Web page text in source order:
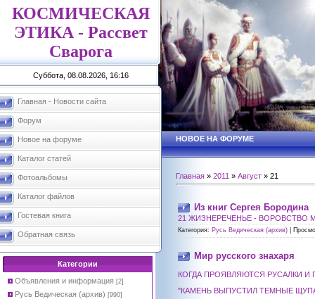
КОСМИЧЕСКАЯ
ЭТИКА - Рассвет
Сварога
Суббота, 08.08.2026, 16:16
Главная - Новости сайта
Форум
Новое на форуме
Каталог статей
Фотоальбомы
Каталог файлов
Гостевая книга
Обратная связь
Категории
Объявления и информация [2]
Русь Ведическая (архив) [990]
НОВОЕ НА ФОРУМЕ
Главная » 2011 » Август » 21
Из книг Сергея Бородина
21 ЖИЗНЕРЕЧЕНЬЕ - ВОРОВСТВО
Категория: Русь Ведическая (архив)
Мир русского знахаря
КОГДА ПРОЯВЛЯЮТСЯ РУСАЛКИ И
"КАМЕНЬ ВЫПУСТИЛ ТЕМНЫЕ